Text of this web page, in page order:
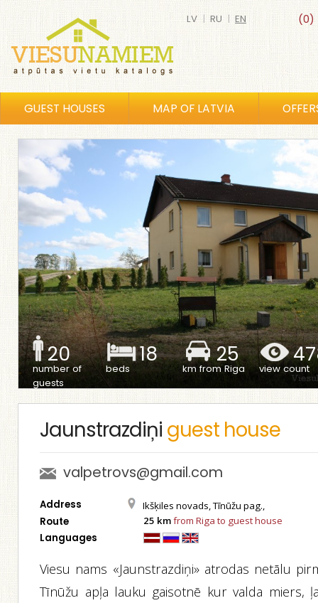
(0)
LV | RU | EN
GUEST HOUSES MAP OF LATVIA
20
number of
guests
18
beds
25
km from Riga view count
Jaunstrazdiņi guest house
valpetrovs@gmail.com
Address Ikšķiles novads, Tīnūžu pag.,
Route 25 kmfrom Riga to guest house
Languages
Viesu nams «Jaunstrazdiņi» atrodas netālu
Tīnūžu apļa lauku gaisotnē kur valda miers,